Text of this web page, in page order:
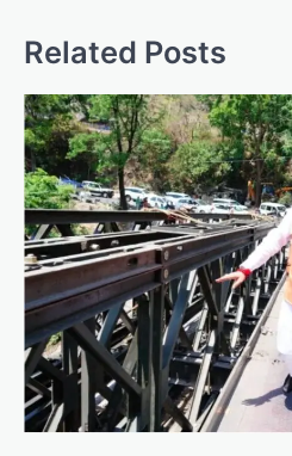
Related Posts